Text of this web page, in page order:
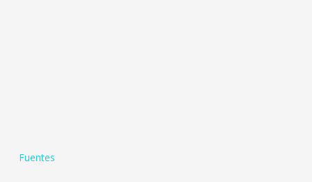
Fuentes